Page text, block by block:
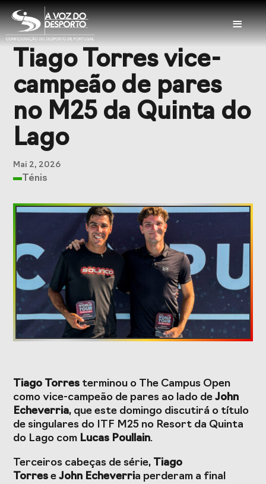
≡
Sobre a CDP
Visão e Missão
Órgãos Sociais
Representações
Nacionais
História
Serviços
Balcão das
Federações
Seguros
Desportivos
Formação
Estudos e Projetos
Português, o seu
financiamento
(1996-2024) e o seu
futuro
setor do Desporto
em Portugal e
impacto da
COVID-19
Projetos Europeus
Tiago Torres vice-
campeão de pares
no M25 da Quinta do
Lago
Mai 2, 2026
Ténis
Tiago Torres terminou o The Campus Open
como vice-campeão de pares ao lado deJohn
Echeverria, que este domingo discutirá o título
de singulares do ITF M25 no Resort da Quinta
do Lago com Lucas Poullain.
Terceiros cabeças de série, Tiago
Torres eJohn Echeverria perderam a final